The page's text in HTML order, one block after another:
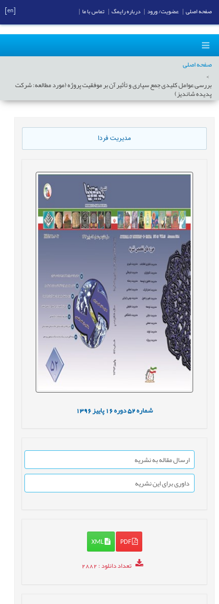
صفحه اصلی
بررسی عوامل کلیدی جمع سپاری و تأثیر آن بر موفقیت پروژه (مورد مطالعه: شرکت
پدیده شاندیز)
مدیریت فردا
شماره52 دوره16 پاییز1396
ارسال مقاله به نشریه
داوری برای این نشریه
PDF
XML
تعداد دانلود: 2882
صفحه اصلی عضویت/ ورود درباره رایمگ تماس با ما